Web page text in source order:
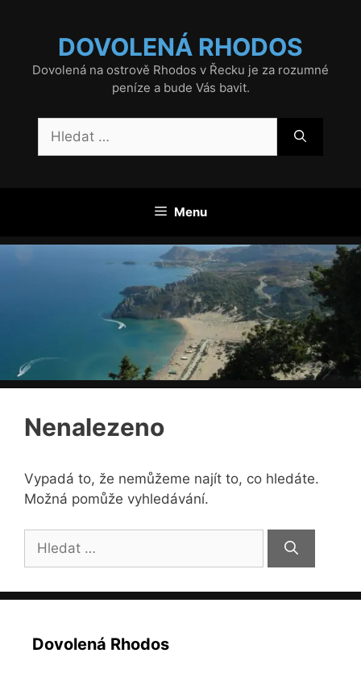
DOVOLENÁ RHODOS
Dovolená na ostrově Rhodos v Řecku je za rozumné
peníze a bude Vás bavit.
Menu
Nenalezeno
Vypadá to, že nemůžeme najít to, co hledáte.
Možná pomůže vyhledávání.
Hledat:
Dovolená Rhodos